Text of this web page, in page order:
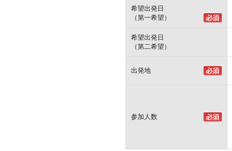
希望出発日
（第一希望）
希望出発日
（第二希望）
出発地
参加人数